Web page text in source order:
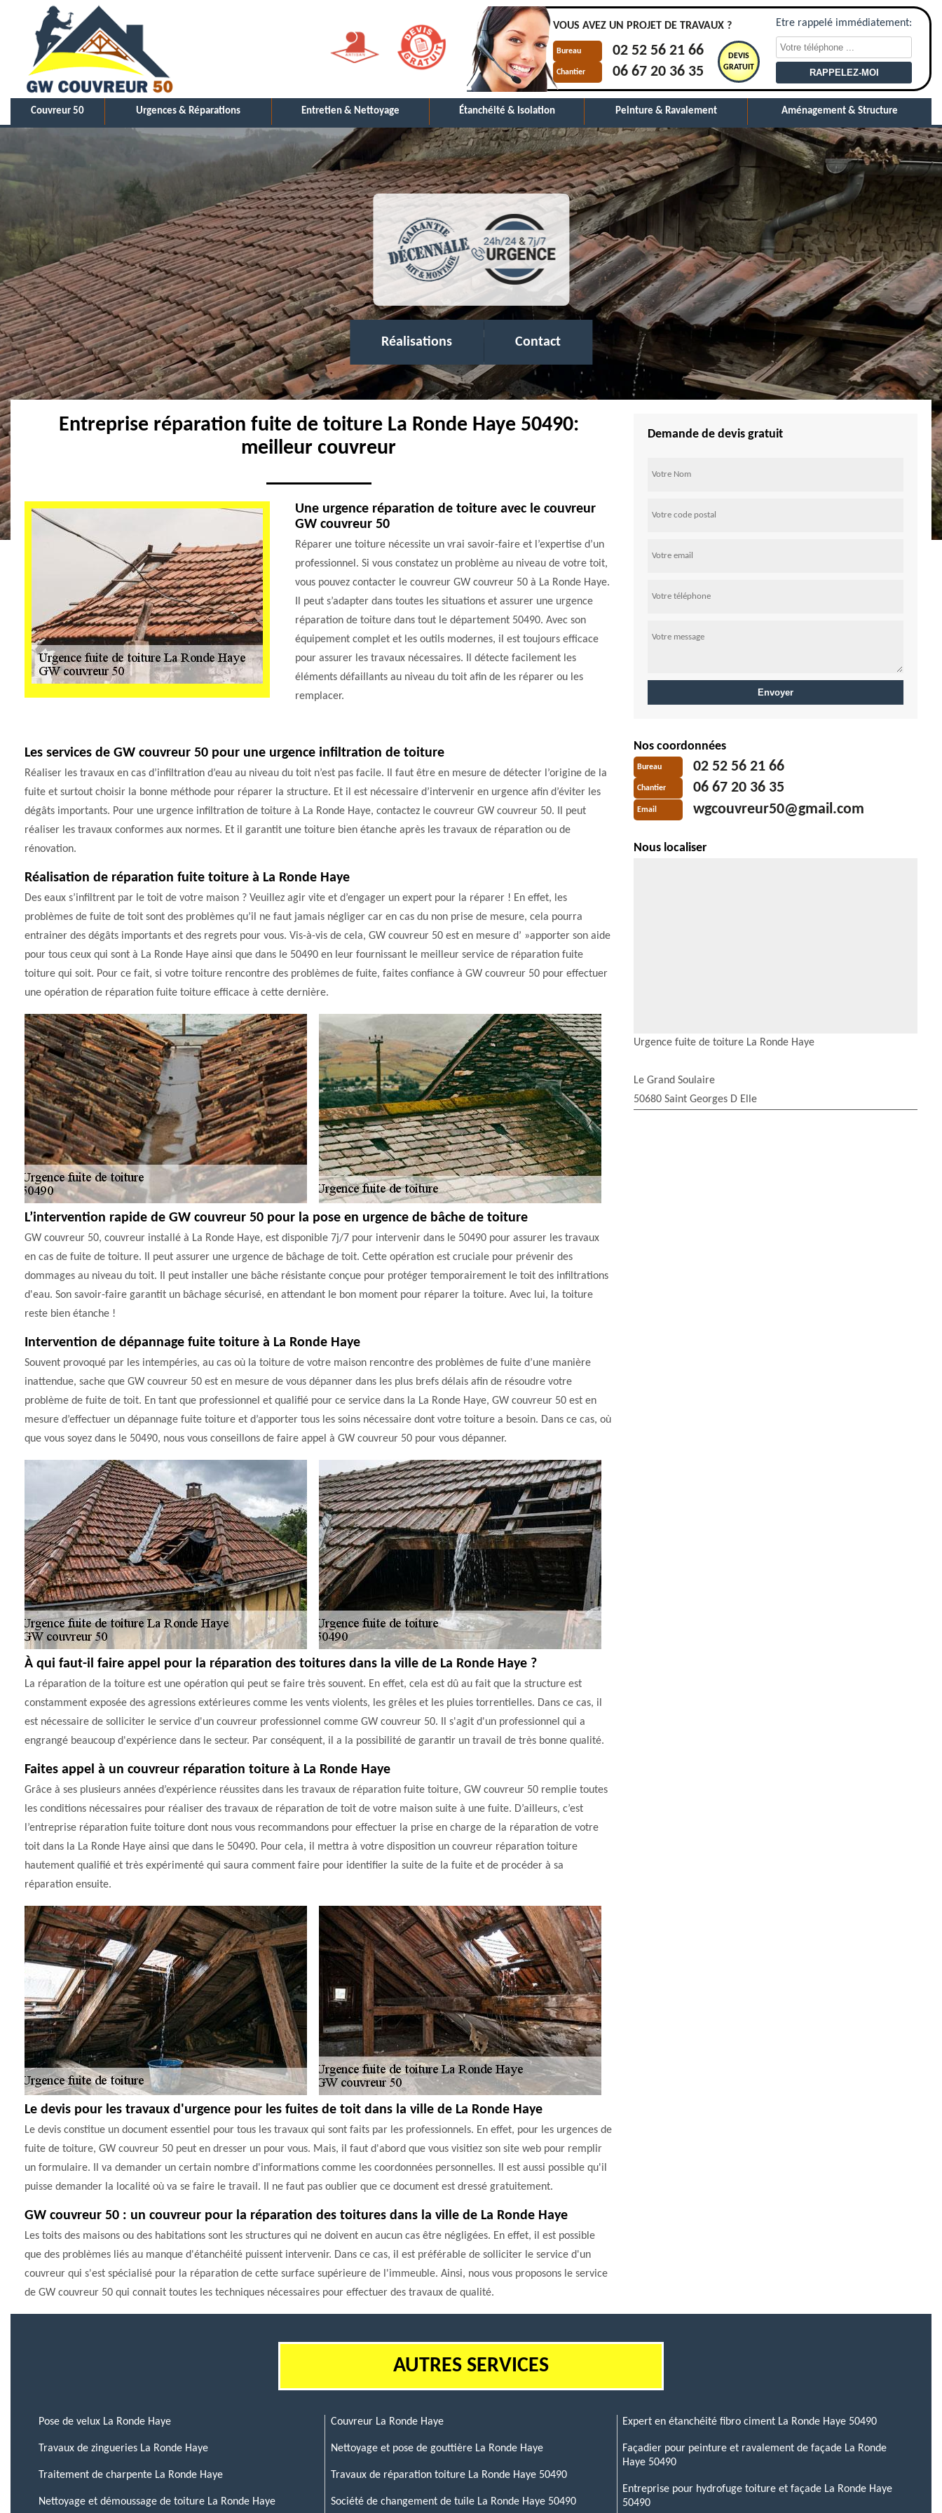
VOUS AVEZ UN PROJET DE TRAVAUX ?
Bureau 02 52 56 21 66
Chantier 06 67 20 36 35
DEVIS
GRATUIT
Etre rappelé immédiatement:
Couvreur 50 Urgences & Réparations Entretien & Nettoyage Étanchéité & Isolation Peinture & Ravalement Aménagement & Structure
Réalisations Contact
Entreprise réparation fuite de toiture La Ronde Haye 50490:
meilleur couvreur
Une urgence réparation de toiture avec le couvreur
GW couvreur 50
Réparer une toiture nécessite un vrai savoir-faire et l’expertise d’un
professionnel. Si vous constatez un problème au niveau de votre toit,
vous pouvez contacter le couvreur GW couvreur 50 à La Ronde Haye.
Il peut s’adapter dans toutes les situations et assurer une urgence
réparation de toiture dans tout le département 50490. Avec son
équipement complet et les outils modernes, il est toujours efficace
pour assurer les travaux nécessaires. Il détecte facilement les
éléments défaillants au niveau du toit afin de les réparer ou les
remplacer.
Les services de GW couvreur 50 pour une urgence infiltration de toiture
Réaliser les travaux en cas d’infiltration d’eau au niveau du toit n’est pas facile. Il faut être en mesure de détecter l’origine de la
fuite et surtout choisir la bonne méthode pour réparer la structure. Et il est nécessaire d’intervenir en urgence afin d’éviter les
dégâts importants. Pour une urgence infiltration de toiture à La Ronde Haye, contactez le couvreur GW couvreur 50. Il peut
réaliser les travaux conformes aux normes. Et il garantit une toiture bien étanche après les travaux de réparation ou de
rénovation.
Réalisation de réparation fuite toiture à La Ronde Haye
Des eaux s’infiltrent par le toit de votre maison ? Veuillez agir vite et d’engager un expert pour la réparer ! En effet, les
problèmes de fuite de toit sont des problèmes qu’il ne faut jamais négliger car en cas du non prise de mesure, cela pourra
entrainer des dégâts importants et des regrets pour vous. Vis-à-vis de cela, GW couvreur 50 est en mesure d’ »apporter son aide
pour tous ceux qui sont à La Ronde Haye ainsi que dans le 50490 en leur fournissant le meilleur service de réparation fuite
toiture qui soit. Pour ce fait, si votre toiture rencontre des problèmes de fuite, faites confiance à GW couvreur 50 pour effectuer
une opération de réparation fuite toiture efficace à cette dernière.
L’intervention rapide de GW couvreur 50 pour la pose en urgence de bâche de toiture
GW couvreur 50, couvreur installé à La Ronde Haye, est disponible 7j/7 pour intervenir dans le 50490 pour assurer les travaux
en cas de fuite de toiture. Il peut assurer une urgence de bâchage de toit. Cette opération est cruciale pour prévenir des
dommages au niveau du toit. Il peut installer une bâche résistante conçue pour protéger temporairement le toit des infiltrations
d'eau. Son savoir-faire garantit un bâchage sécurisé, en attendant le bon moment pour réparer la toiture. Avec lui, la toiture
reste bien étanche !
Intervention de dépannage fuite toiture à La Ronde Haye
Souvent provoqué par les intempéries, au cas où la toiture de votre maison rencontre des problèmes de fuite d’une manière
inattendue, sache que GW couvreur 50 est en mesure de vous dépanner dans les plus brefs délais afin de résoudre votre
problème de fuite de toit. En tant que professionnel et qualifié pour ce service dans la La Ronde Haye, GW couvreur 50 est en
mesure d’effectuer un dépannage fuite toiture et d’apporter tous les soins nécessaire dont votre toiture a besoin. Dans ce cas, où
que vous soyez dans le 50490, nous vous conseillons de faire appel à GW couvreur 50 pour vous dépanner.
À qui faut-il faire appel pour la réparation des toitures dans la ville de La Ronde Haye ?
La réparation de la toiture est une opération qui peut se faire très souvent. En effet, cela est dû au fait que la structure est
constamment exposée des agressions extérieures comme les vents violents, les grêles et les pluies torrentielles. Dans ce cas, il
est nécessaire de solliciter le service d'un couvreur professionnel comme GW couvreur 50. Il s'agit d'un professionnel qui a
engrangé beaucoup d'expérience dans le secteur. Par conséquent, il a la possibilité de garantir un travail de très bonne qualité.
Faites appel à un couvreur réparation toiture à La Ronde Haye
Grâce à ses plusieurs années d’expérience réussites dans les travaux de réparation fuite toiture, GW couvreur 50 remplie toutes
les conditions nécessaires pour réaliser des travaux de réparation de toit de votre maison suite à une fuite. D’ailleurs, c’est
l’entreprise réparation fuite toiture dont nous vous recommandons pour effectuer la prise en charge de la réparation de votre
toit dans la La Ronde Haye ainsi que dans le 50490. Pour cela, il mettra à votre disposition un couvreur réparation toiture
hautement qualifié et très expérimenté qui saura comment faire pour identifier la suite de la fuite et de procéder à sa
réparation ensuite.
Le devis pour les travaux d'urgence pour les fuites de toit dans la ville de La Ronde Haye
Le devis constitue un document essentiel pour tous les travaux qui sont faits par les professionnels. En effet, pour les urgences de
fuite de toiture, GW couvreur 50 peut en dresser un pour vous. Mais, il faut d'abord que vous visitiez son site web pour remplir
un formulaire. Il va demander un certain nombre d'informations comme les coordonnées personnelles. Il est aussi possible qu'il
puisse demander la localité où va se faire le travail. Il ne faut pas oublier que ce document est dressé gratuitement.
GW couvreur 50 : un couvreur pour la réparation des toitures dans la ville de La Ronde Haye
Les toits des maisons ou des habitations sont les structures qui ne doivent en aucun cas être négligées. En effet, il est possible
que des problèmes liés au manque d'étanchéité puissent intervenir. Dans ce cas, il est préférable de solliciter le service d'un
couvreur qui s'est spécialisé pour la réparation de cette surface supérieure de l'immeuble. Ainsi, nous vous proposons le service
de GW couvreur 50 qui connait toutes les techniques nécessaires pour effectuer des travaux de qualité.
Demande de devis gratuit
Nos coordonnées
Bureau 02 52 56 21 66
Chantier 06 67 20 36 35
Email wgcouvreur50@gmail.com
Nous localiser
Urgence fuite de toiture La Ronde Haye
Le Grand Soulaire
50680 Saint Georges D Elle
AUTRES SERVICES
Pose de velux La Ronde Haye
Travaux de zingueries La Ronde Haye
Traitement de charpente La Ronde Haye
Nettoyage et démoussage de toiture La Ronde Haye
Couvreur La Ronde Haye
Nettoyage et pose de gouttière La Ronde Haye
Travaux de réparation toiture La Ronde Haye 50490
Société de changement de tuile La Ronde Haye 50490
Expert en étanchéité fibro ciment La Ronde Haye 50490
Façadier pour peinture et ravalement de façade La Ronde
Haye 50490
Entreprise pour hydrofuge toiture et façade La Ronde Haye
50490